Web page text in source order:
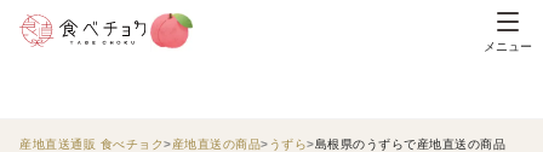
メニュー
産地直送通販 食べチョク 産地直送の商品 うずら 島根県のうずらで産地直送の商品